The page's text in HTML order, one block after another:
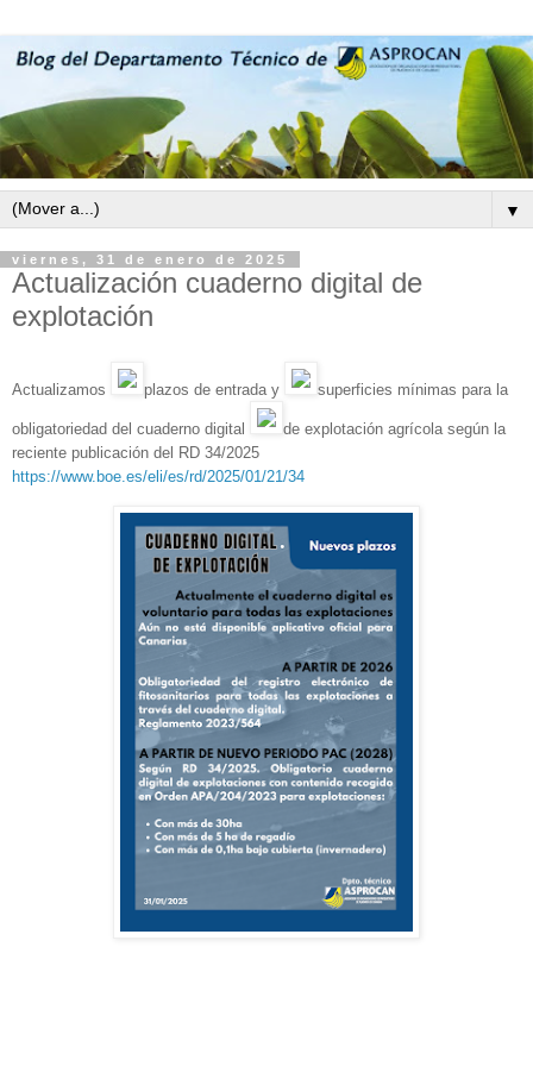
▼
viernes, 31 de enero de 2025
Actualización cuaderno digital de
explotación
Actualizamos plazos de entrada y superficies mínimas para la
obligatoriedad del cuaderno digital
de explotación agrícola según la
reciente publicación del RD 34/2025
https://www.boe.es/eli/es/rd/2025/01/21/34